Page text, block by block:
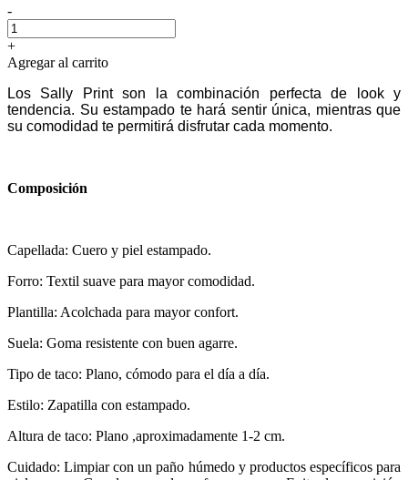
-
+
Agregar al carrito
Los Sally Print son la combinación perfecta de look y
tendencia. Su estampado te hará sentir única, mientras que
su comodidad te permitirá disfrutar cada momento.
Composición
Capellada: Cuero y piel estampado.
Forro: Textil suave para mayor comodidad.
Plantilla: Acolchada para mayor confort.
Suela: Goma resistente con buen agarre.
Tipo de taco: Plano, cómodo para el día a día.
Estilo: Zapatilla con estampado.
Altura de taco: Plano ,aproximadamente 1-2 cm.
Cuidado: Limpiar con un paño húmedo y productos específicos para